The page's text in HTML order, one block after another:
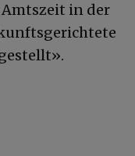
Amtszeit in der